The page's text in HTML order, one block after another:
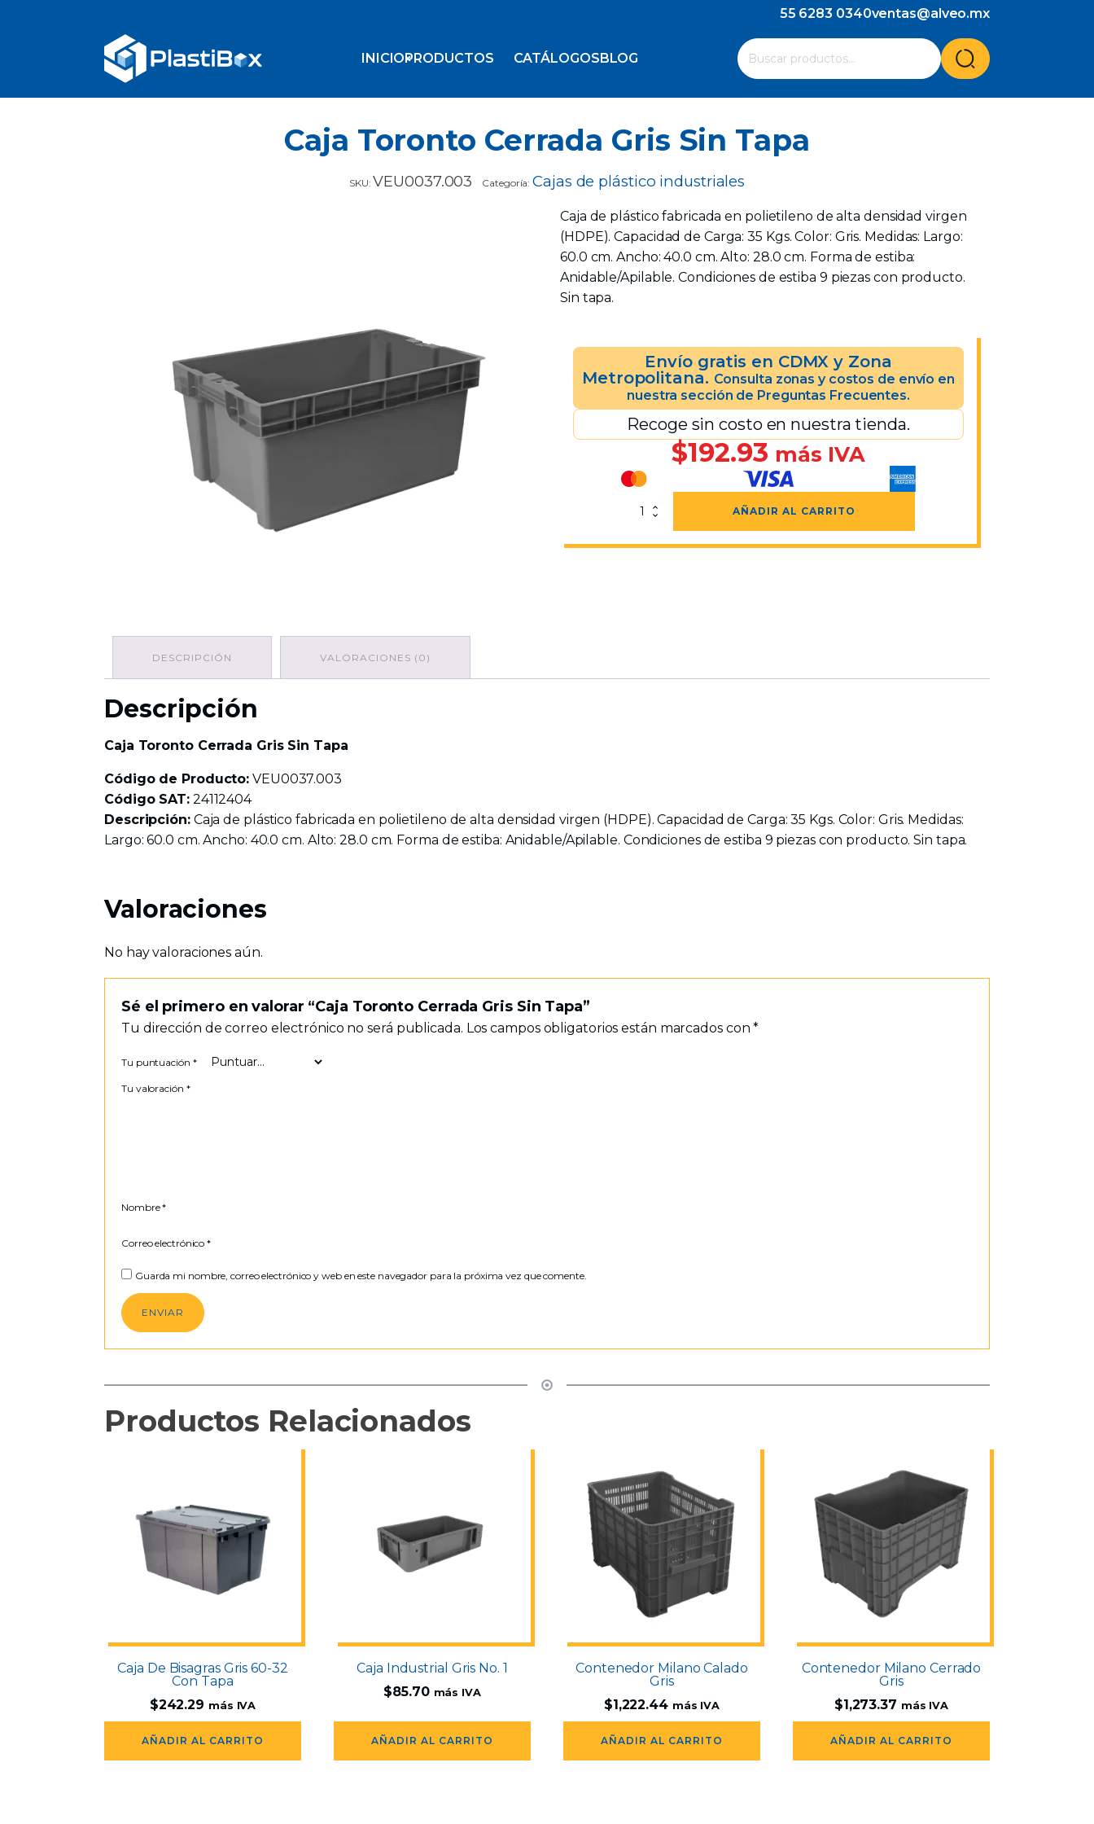
55 6283 0340ventas@alveo.mx
INICIOPRODUCTOS CATÁLOGOSBLOG
Buscar
por:
Cuando hay resultados autocompletados, puedes
Caja Toronto Cerrada Gris Sin Tapa
SKU: VEU0037.003 Categoría:Cajas de plástico industriales
Caja de plástico fabricada en polietileno de alta densidad virgen
(HDPE). Capacidad de Carga: 35 Kgs. Color: Gris. Medidas: Largo:
60.0 cm. Ancho: 40.0 cm. Alto: 28.0 cm. Forma de estiba:
Anidable/Apilable. Condiciones de estiba 9 piezas con producto.
Sin tapa.
Envío gratis en CDMX y Zona
Metropolitana. Consulta zonas y costos de envío en
nuestra sección de Preguntas Frecuentes.
Recoge sin costo en nuestra tienda.
$192.93 más IVA
Caja
AÑADIR AL CARRITO
DESCRIPCIÓN VALORACIONES (0)
Descripción
Caja Toronto Cerrada Gris Sin Tapa
Código de Producto: VEU0037.003
Código SAT:24112404
Descripción:Caja de plástico fabricada en polietileno de alta densidad virgen (HDPE). Capacidad de Carga: 35 Kgs. Color: Gris. Medidas:
Largo: 60.0 cm. Ancho: 40.0 cm. Alto: 28.0 cm. Forma de estiba: Anidable/Apilable. Condiciones de estiba 9 piezas con producto. Sin tapa.
Valoraciones
No hay valoraciones aún.
Sé el primero en valorar “Caja Toronto Cerrada Gris Sin Tapa”
Tu dirección de correo electrónico no será publicada. Los campos obligatorios están marcados con*
Tu puntuación *
Tu valoración *
Nombre*
Correo electrónico*
Guarda mi nombre, correo electrónico y web en este navegador para la próxima vez que comente.
Productos Relacionados
Caja De Bisagras Gris 60-32
Con Tapa
$242.29 más IVA
AÑADIR AL CARRITO
Caja Industrial Gris No. 1
$85.70 más IVA
AÑADIR AL CARRITO
Contenedor Milano Calado
Gris
$1,222.44 más IVA
AÑADIR AL CARRITO
Contenedor Milano Cerrado
Gris
$1,273.37 más IVA
AÑADIR AL CARRITO